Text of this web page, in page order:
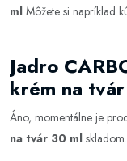
ml Môžete si napríklad
Jadro
krém na
Áno, momentálne je
na tvár 30 ml